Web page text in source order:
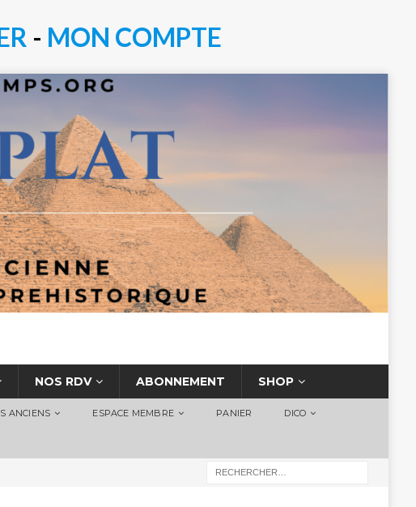
- MON COMPTE
NOS RDV ABONNEMENT SHOP
ANCIENS ESPACE MEMBRE PANIER DICO